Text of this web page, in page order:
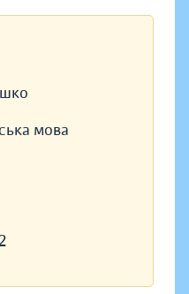
мова